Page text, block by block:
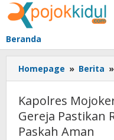
Lewati
ke
konten
Beranda
Homepage » Berita »
Kapolres
Gereja Pastikan
Paskah Aman